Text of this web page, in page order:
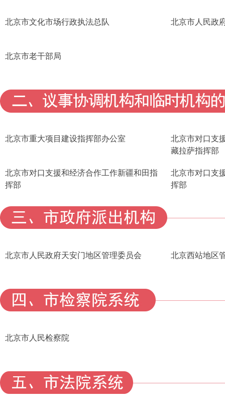
北京市文化市场行政执法总队 北京市人民政
北京市老干部局
北京市重大项目建设指挥部办公室
北京市对口支
藏拉萨指挥部
北京市对口支援和经济合作工作新疆和田指
挥部
北京市对口支
挥部
北京市人民政府天安门地区管理委员会 北京西站地区
北京市人民检察院